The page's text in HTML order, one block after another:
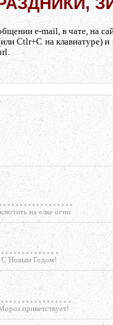
e-mail, в чате, на
Ctlr+C на
на елке огни
С Новым Годом!
приветствует!